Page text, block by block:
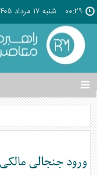
۰۰:۲۹ شنبه ۱۷ مرداد ۱۴۰۵
تغییر
وضعیت
منوی
ها
ورود جنجالی